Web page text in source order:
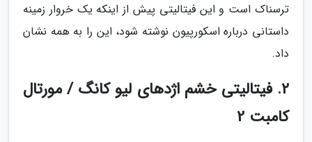
ترسناک است و این فیتالیتی پیش از اینکه یک خروار زمینه
داستانی درباره اسکورپیون نوشته شود، این را به همه نشان
داد.
2. فیتالیتی خشم اژدهای لیو کانگ / مورتال
کامبت 2